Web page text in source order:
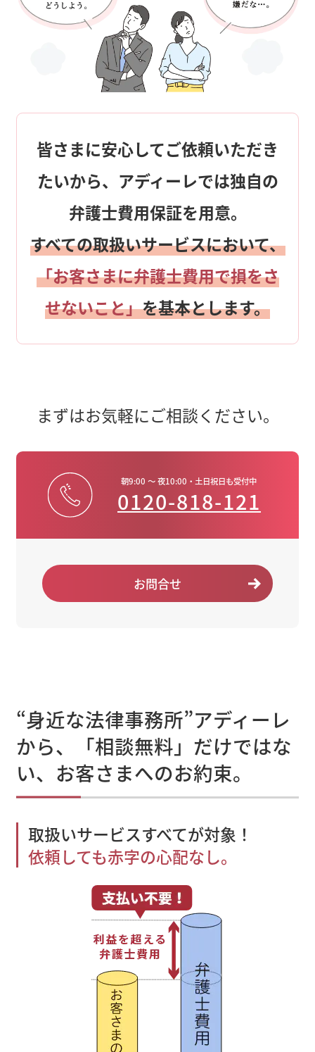
皆さまに安心してご依頼いただき
たいから、アディーレでは独自の
弁護士費用保証を用意。
すべての取扱いサービスにおいて、
「お客さまに弁護士費用で損をさ
せないこと」を基本とします。
まずはお気軽にご相談ください。
朝9:00 ～ 夜10:00・土日祝日も受付中
0120-818-121
お問合せ
“身近な法律事務所”アディーレ
から、「相談無料」だけではな
い、お客さまへのお約束。
取扱いサービスすべてが対象！
依頼しても赤字の心配なし。